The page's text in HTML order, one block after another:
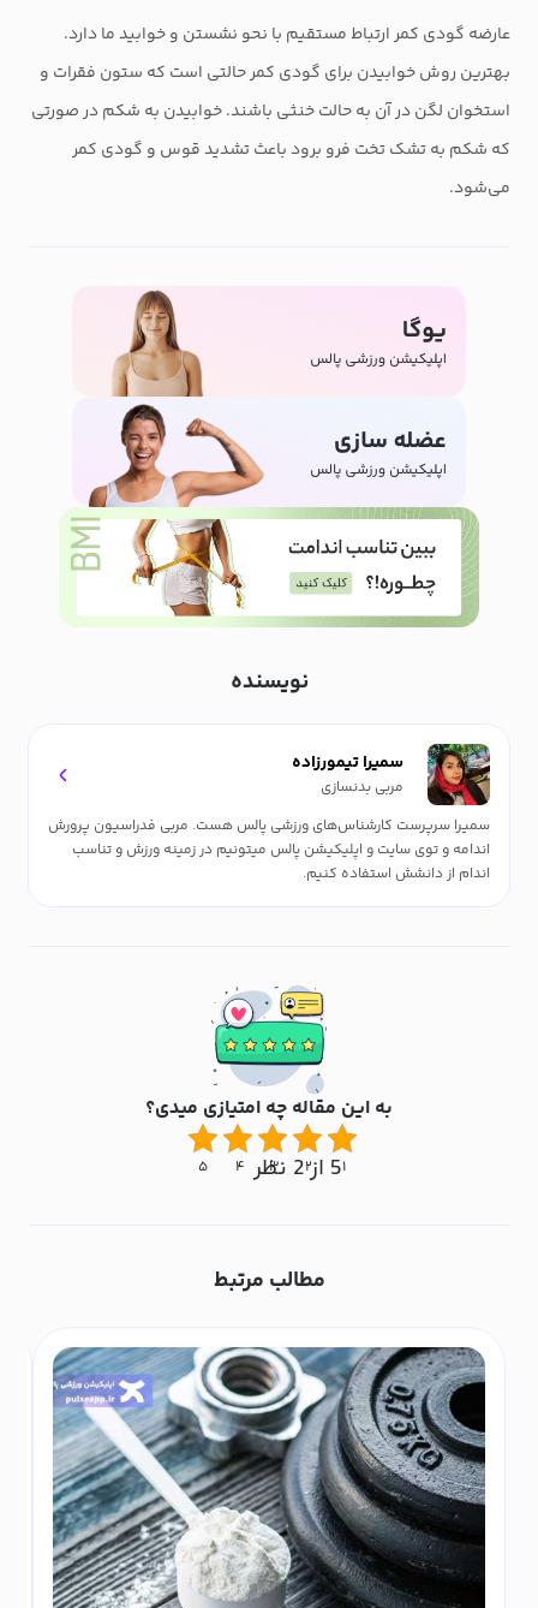
عارضه گودی کمر ارتباط مستقیم با نحو نشستن و خوابید ما دارد.
بهترین روش خوابیدن برای گودی کمر حالتی است که ستون فقرات و
استخوان لگن در آن به حالت خنثی باشند. خوابیدن به شکم در صورتی
که شکم به تشک تخت فرو برود باعث تشدید قوس و گودی کمر
می‌شود.
نویسنده
سمیرا تیمورزاده
مربی بدنسازی
سمیرا سرپرست کارشناس‌های ورزشی پالس هست. مربی فدراسیون پرورش
اندامه و توی سایت و اپلیکیشن پالس میتونیم در زمینه ورزش و تناسب
اندام از دانشش استفاده کنیم.
به این مقاله چه امتیازی میدی؟
5 از 2 نظر۱ ۲ ۳ ۴ ۵
مطالب مرتبط